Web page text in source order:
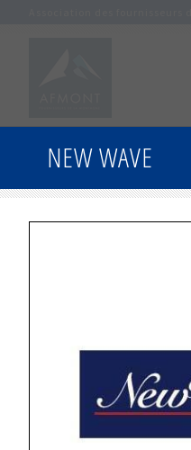
Association des fournisseurs
NEW WAVE